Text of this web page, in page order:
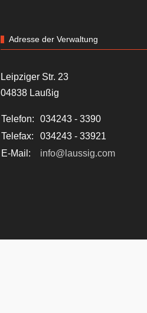
Adresse der Verwaltung
Leipziger Str. 23
04838 Laußig
Telefon:
034243 - 3390
Telefax:
034243 - 33921
E-Mail:
info@laussig.com